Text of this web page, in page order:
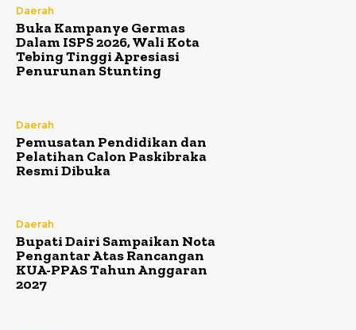
Daerah
Buka Kampanye Germas
Dalam ISPS 2026, Wali Kota
Tebing Tinggi Apresiasi
Penurunan Stunting
Daerah
Pemusatan Pendidikan dan
Pelatihan Calon Paskibraka
Resmi Dibuka
Daerah
Bupati Dairi Sampaikan Nota
Pengantar Atas Rancangan
KUA-PPAS Tahun Anggaran
2027